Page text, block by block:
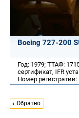
Boeing 727-200
Год: 1979; ТТАФ:
сертификат, IFR
Номер регистратии:
Обратно